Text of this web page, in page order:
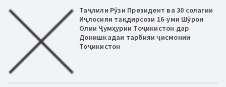
Таҷлили Рӯзи Президент ва 30 солагии
Иҷлосияи тақдирсози 16-уми Шӯрои
Олии Ҷумҳурии Тоҷикистон дар
Донишкадаи тарбияи ҷисмонии
Тоҷикистон